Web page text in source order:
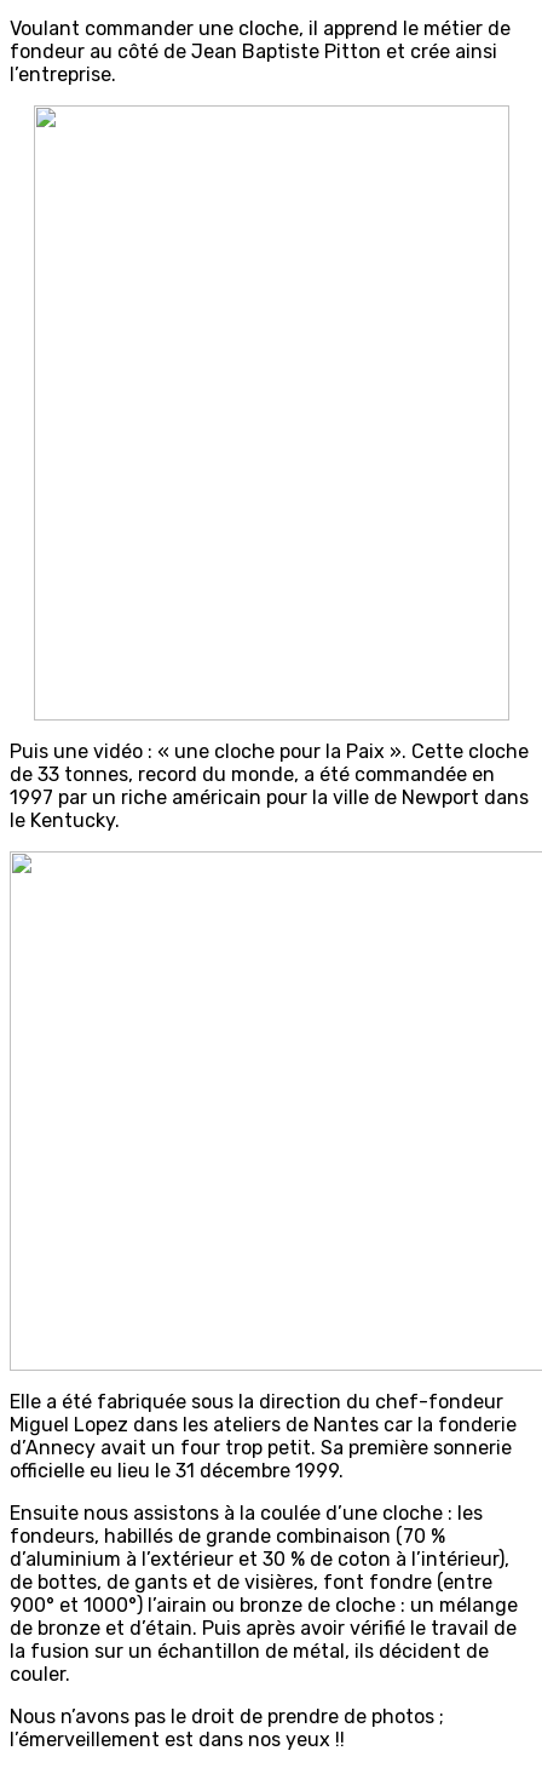
Voulant commander une cloche, il apprend le métier de
fondeur au côté de Jean Baptiste Pitton et crée ainsi
l’entreprise.
Puis une vidéo : « une cloche pour la Paix ». Cette cloche
de 33 tonnes, record du monde, a été commandée en
1997 par un riche américain pour la ville de Newport dans
le Kentucky.
Elle a été fabriquée sous la direction du chef-fondeur
Miguel Lopez dans les ateliers de Nantes car la fonderie
d’Annecy avait un four trop petit. Sa première sonnerie
officielle eu lieu le 31 décembre 1999.
Ensuite nous assistons à la coulée d’une cloche : les
fondeurs, habillés de grande combinaison (70 %
d’aluminium à l’extérieur et 30 % de coton à l’intérieur),
de bottes, de gants et de visières, font fondre (entre
900° et 1000°) l’airain ou bronze de cloche : un mélange
de bronze et d’étain. Puis après avoir vérifié le travail de
la fusion sur un échantillon de métal, ils décident de
couler.
Nous n’avons pas le droit de prendre de photos ;
l’émerveillement est dans nos yeux !!